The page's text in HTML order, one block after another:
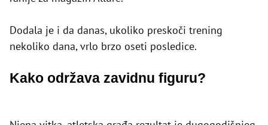
Dodala je i da danas, ukoliko preskoči trening
nekoliko dana, vrlo brzo oseti posledice.
Kako održava zavidnu figuru?